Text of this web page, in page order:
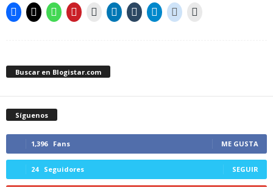
Buscar en Blogistar.com
Síguenos
1,396 Fans ME GUSTA
24 Seguidores SEGUIR